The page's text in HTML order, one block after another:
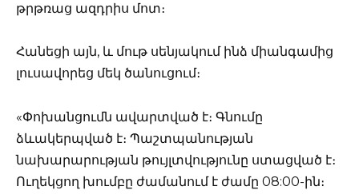
թրթռաց ազդրիս մոտ։
Հանեցի այն, և մութ սենյակում ինձ միանգամից
լուսավորեց մեկ ծանուցում։
«Փոխանցումն ավարտված է։ Գնումը
ձևակերպված է։ Պաշտպանության
նախարարության թույլտվությունը ստացված է։
Ուղեկցող խումբը ժամանում է ժամը 08:00-ին։